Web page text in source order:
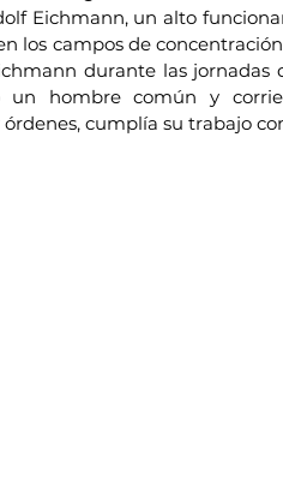
Eichmann, un alto
los campos de
durante las
un hombre común y
cumplía su trabajo